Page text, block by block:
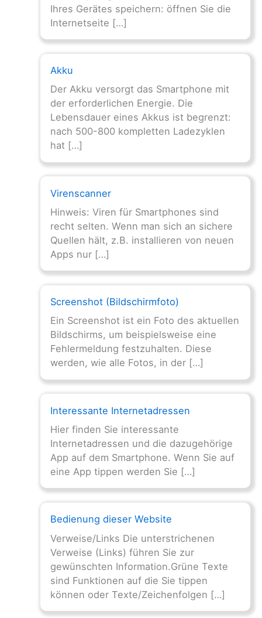
Ihres Gerätes speichern: öffnen Sie die
Internetseite […]
Akku
Der Akku versorgt das Smartphone mit
der erforderlichen Energie. Die
Lebensdauer eines Akkus ist begrenzt:
nach 500-800 kompletten Ladezyklen
hat […]
Virenscanner
Hinweis: Viren für Smartphones sind
recht selten. Wenn man sich an sichere
Quellen hält, z.B. installieren von neuen
Apps nur […]
Screenshot (Bildschirmfoto)
Ein Screenshot ist ein Foto des aktuellen
Bildschirms, um beispielsweise eine
Fehlermeldung festzuhalten. Diese
werden, wie alle Fotos, in der […]
Interessante Internetadressen
Hier finden Sie interessante
Internetadressen und die dazugehörige
App auf dem Smartphone. Wenn Sie auf
eine App tippen werden Sie […]
Bedienung dieser Website
Verweise/Links Die unterstrichenen
Verweise (Links) führen Sie zur
gewünschten Information.Grüne Texte
sind Funktionen auf die Sie tippen
können oder Texte/Zeichenfolgen […]